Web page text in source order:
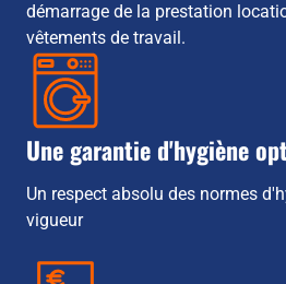
démarrage de la prestation
vêtements de travail.
Une garantie d'hygiène
Un respect absolu des normes
vigueur